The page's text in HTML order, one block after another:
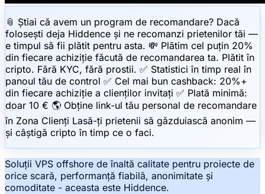
📎 Știai că avem un program de recomandare? Dacă
folosești deja Hiddence și ne recomanzi prietenilor tăi —
e timpul să fii plătit pentru asta. 💸 Plătim cel puțin 20%
din fiecare achiziție făcută de recomandarea ta. Plătit în
cripto. Fără KYC, fără prostii. ✅ Statistici în timp real în
panoul tău de control ✅ Cel mai bun cashback: 20%+
din fiecare achiziție a clienților invitați ✅ Plată minimă:
doar 10 € 🌎 Obține link-ul tău personal de recomandare
în Zona Clienți Lasă-ți prietenii să găzduiască anonim —
și câștigă cripto în timp ce o faci.
Soluții VPS offshore de înaltă calitate pentru proiecte de
orice scară, performanță fiabilă, anonimitate și
comoditate - aceasta este Hiddence.